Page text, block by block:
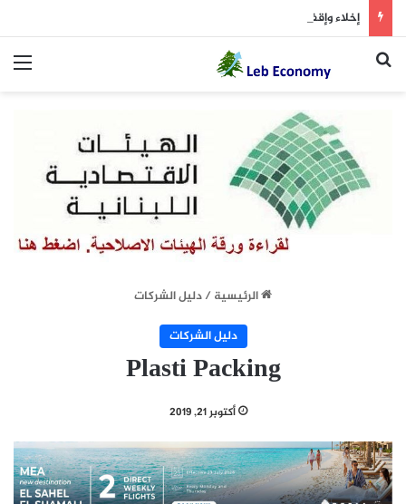
إخلاء وإقفال شارع المصارف لمدّة يومين
بحث عن
الرئيسية/دليل الشركات
دليل الشركات
Plasti Packing
أكتوبر 21, 2019